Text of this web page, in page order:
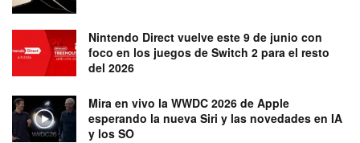
Nintendo Direct vuelve este 9 de junio con
foco en los juegos de Switch 2 para el resto
del 2026
Mira en vivo la WWDC 2026 de Apple
esperando la nueva Siri y las novedades en IA
y los SO